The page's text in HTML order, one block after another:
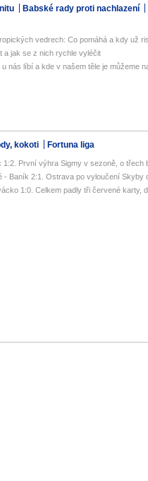
Babské rady proti nachlazení
vedrech: Co pomáhá a kdy už
a jak se z nich rychle vyléčit
nás líbí a kde v našem těle je můžeme
kokoti Fortuna liga
1:2. První výhra Sigmy v sezoně, o třech
- Baník 2:1. Ostrava po vyloučení Skyby
1:0. Celkem padly tři červené karty,